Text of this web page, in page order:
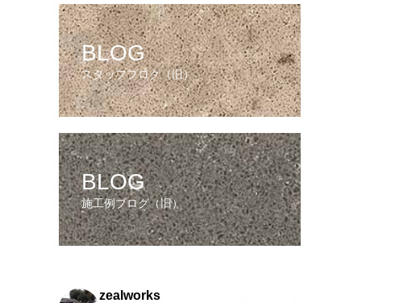
BLOG
スタッフブログ（旧）
BLOG
施工例ブログ（旧）
zealworks